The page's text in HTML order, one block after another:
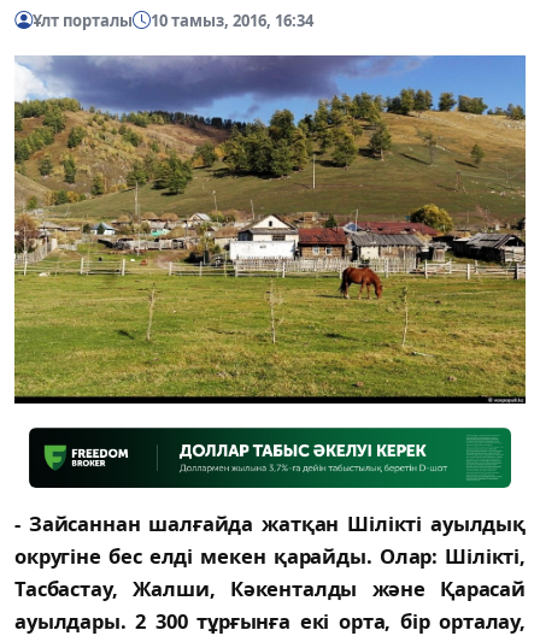
Ұлт порталы 10 тамыз, 2016, 16:34
- Зайсаннан шалғайда жатқан Шілікті ауылдық
округіне бес елді мекен қарайды. Олар: Шілікті,
Тасбастау, Жалши, Кәкенталды және Қарасай
ауылдары. 2 300 тұрғынға екі орта, бір орталау,